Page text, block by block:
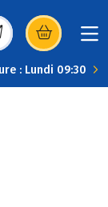
dans une
: Lundi 09:30